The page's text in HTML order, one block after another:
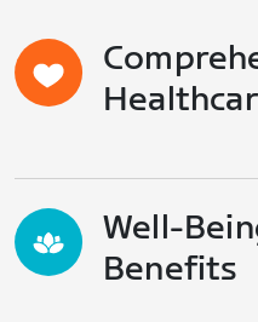
Well-
Benefits